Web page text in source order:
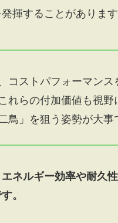
揮することがあります
コストパフォーマンス
れらの付加価値も視野
鳥」を狙う姿勢が大事
ネルギー効率や耐久
。